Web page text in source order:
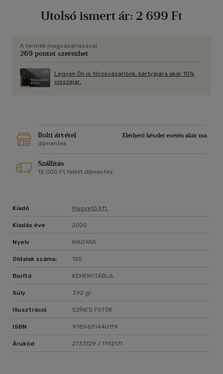
Utolsó ismert ár: 2 699 Ft
A termék megvásárlásával
269 pontot szerezhet
Legyen Ön is törzsvásárlónk, kártyájára akár 10%
visszajár.
Bolti átvétel
Elérhető készlet esetén akár ma
díjmentes
Szállítás
15 000 Ft felett díjmentes
Kiadó Magvető Kft.
Kiadás éve 2020
Nyelv MAGYAR
Oldalak száma: 120
Borító KEMÉNYTÁBLA
Súly 392 gr
Illusztráció SZÍNES FOTÓK
ISBN 9789631440119
Árukód 2737729 / 1192171